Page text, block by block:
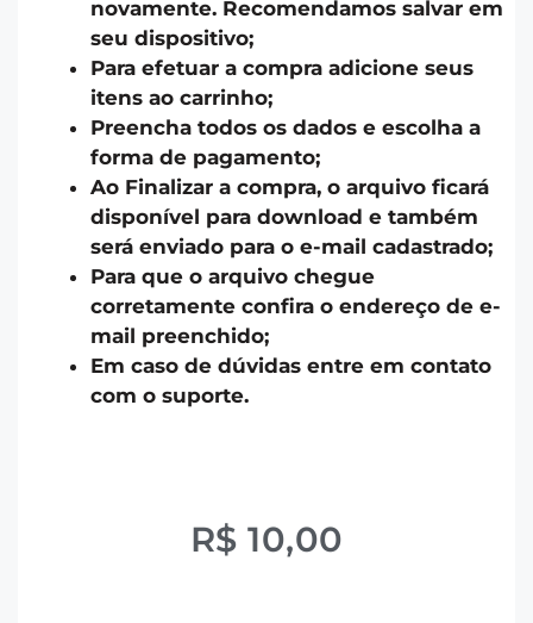
novamente. Recomendamos salvar em
seu dispositivo;
Para efetuar a compra adicione seus
itens ao carrinho;
Preencha todos os dados e escolha a
forma de pagamento;
Ao Finalizar a compra, o arquivo ficará
disponível para download e também
será enviado para o e-mail cadastrado;
Para que o arquivo chegue
corretamente confira o endereço de e-
mail preenchido;
Em caso de dúvidas entre em contato
com o suporte.
R$ 10,00